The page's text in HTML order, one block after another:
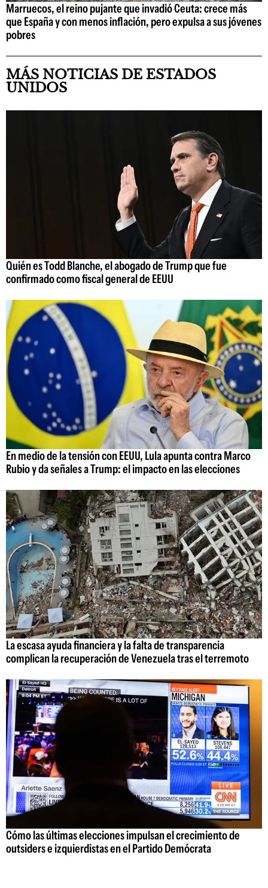
Marruecos, el reino pujante que invadió Ceuta: crece más
que España y con menos inflación, pero expulsa a sus jóvenes
pobres
MÁS NOTICIAS DE ESTADOS
UNIDOS
Quién es Todd Blanche, el abogado de Trump que fue
confirmado como fiscal general de EEUU
En medio de la tensión con EEUU, Lula apunta contra Marco
Rubio y da señales a Trump: el impacto en las elecciones
La escasa ayuda financiera y la falta de transparencia
complican la recuperación de Venezuela tras el terremoto
Cómo las últimas elecciones impulsan el crecimiento de
outsiders e izquierdistas en el Partido Demócrata